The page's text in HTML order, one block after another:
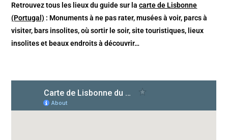
Retrouvez tous les lieux du guide sur lacarte de Lisbonne
(Portugal) : Monuments à ne pas rater, musées à voir, parcs à
visiter, bars insolites, où sortir le soir, site touristiques, lieux
insolites et beaux endroits à découvrir…